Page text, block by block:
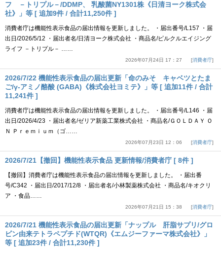
フ －トリプル－/DDMP、 乳酸菌NY1301株《日清ヨーク株式会
社》」等 [ 追加9件 / 合計11,250件 ]
消費者庁は機能性表示食品の届出情報を更新しました。 ・届出番号/L157 ・届
出日/2026/5/12 ・届出者名/日清ヨーク株式会社 ・商品名/ピルクルエイジング
ライフ －トリプル－ ……
2026年07月24日 17：27 消費者庁
2026/7/22 機能性表示食品の届出更新「命のみそ キャベツとたま
ご/γ-アミノ酪酸 (GABA)《株式会社ヨミテ》」等 [ 追加11件 / 合計
11,241件 ]
消費者庁は機能性表示食品の届出情報を更新しました。 ・届出番号/L146 ・届
出日/2026/4/23 ・届出者名/ゼリア新薬工業株式会社 ・商品名/ＧＯＬＤＡＹ Ｏ
Ｎ Ｐｒｅｍｉｕｍ（ゴ……
2026年07月23日 12：06 消費者庁
2026/7/21【撤回】機能性表示食品 更新情報/消費者庁 [ 8件 ]
【撤回】消費者庁は機能性表示食品の届出情報を更新しました。 ・届出番
号/C342 ・届出日/2017/12/8 ・届出者名/小林製薬株式会社 ・商品名/キオクリ
ア ・食品……
2026年07月21日 15：38 消費者庁
2026/7/21 機能性表示食品の届出更新「ナップル 肝脂サプリ/グロ
ビン由来テトラペプチド(WTQR)《エムジーファーマ株式会社》」
等 [ 追加23件 / 合計11,230件 ]